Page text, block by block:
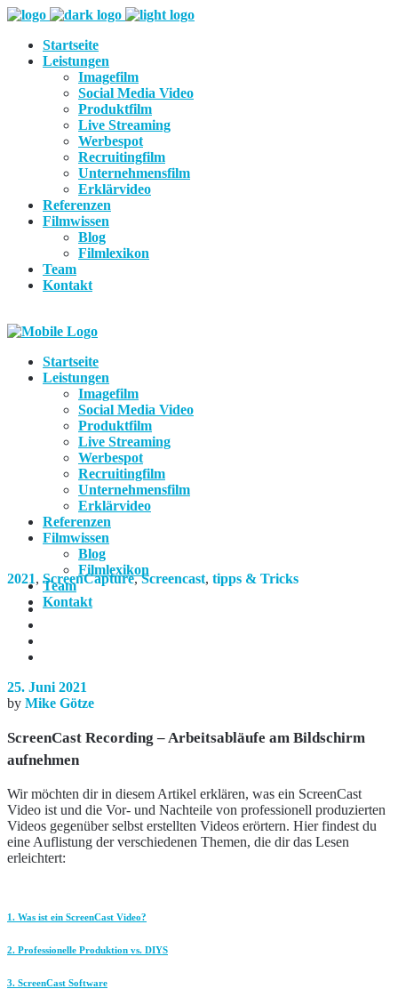
Startseite
Leistungen
Imagefilm
Social Media Video
Produktfilm
Live Streaming
Werbespot
Recruitingfilm
Unternehmensfilm
Erklärvideo
Referenzen
Filmwissen
Blog
Filmlexikon
Team
Kontakt
Startseite
Leistungen
Imagefilm
Social Media Video
Produktfilm
Live Streaming
Werbespot
Recruitingfilm
Unternehmensfilm
Erklärvideo
Referenzen
Filmwissen
Blog
Filmlexikon
Team
Kontakt
2021, ScreenCapture,Screencast, tipps & Tricks
25. Juni 2021
by Mike Götze
ScreenCast Recording – Arbeitsabläufe am Bildschirm
aufnehmen
Wir möchten dir in diesem Artikel erklären, was ein ScreenCast
Video ist und die Vor- und Nachteile von professionell produzierten
Videos gegenüber selbst erstellten Videos erörtern. Hier findest du
eine Auflistung der verschiedenen Themen, die dir das Lesen
erleichtert:
1. Was ist ein ScreenCast Video?
2. Professionelle Produktion vs. DIYS
3. ScreenCast Software